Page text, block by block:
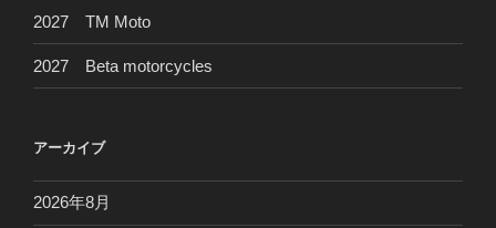
2027 TM Moto
2027 Beta motorcycles
アーカイブ
2026年8月